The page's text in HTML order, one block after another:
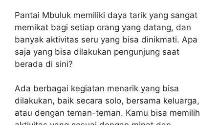
Pantai Mbuluk memiliki daya tarik yang sangat
memikat bagi setiap orang yang datang, dan
banyak aktivitas seru yang bisa dinikmati. Apa
saja yang bisa dilakukan pengunjung saat
berada di sini?
Ada berbagai kegiatan menarik yang bisa
dilakukan, baik secara solo, bersama keluarga,
atau dengan teman-teman. Kamu bisa memilih